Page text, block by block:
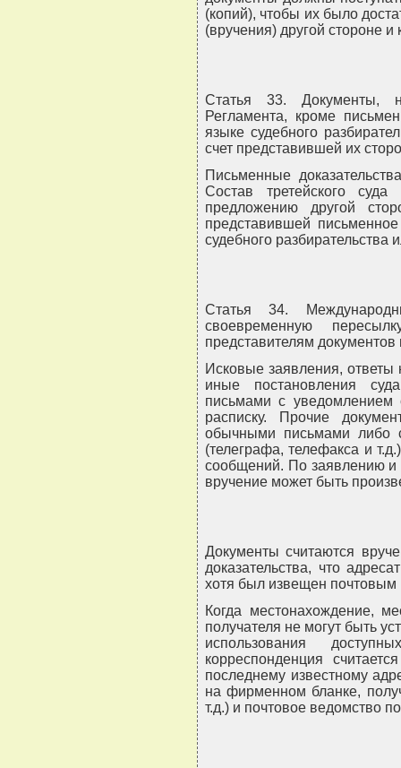
(копий), чтобы их было
(вручения) другой стороне
Статья 33. Документы,
Регламента, кроме
языке судебного
счет представившей их
Письменные
Состав третейского
предложению другой
представившей
судебного разбирательства
Статья 34.
своевременную
представителям документов
Исковые заявления,
иные постановления
письмами с уведомлением
расписку. Прочие
обычными письмами либо
(телеграфа, телефакса и
сообщений. По заявлению и
вручение может быть
Документы считаются
доказательства, что
хотя был извещен
Когда местонахождение,
получателя не могут быть
использования
корреспонденция
последнему известному
на фирменном бланке,
т.д.) и почтовое ведомство